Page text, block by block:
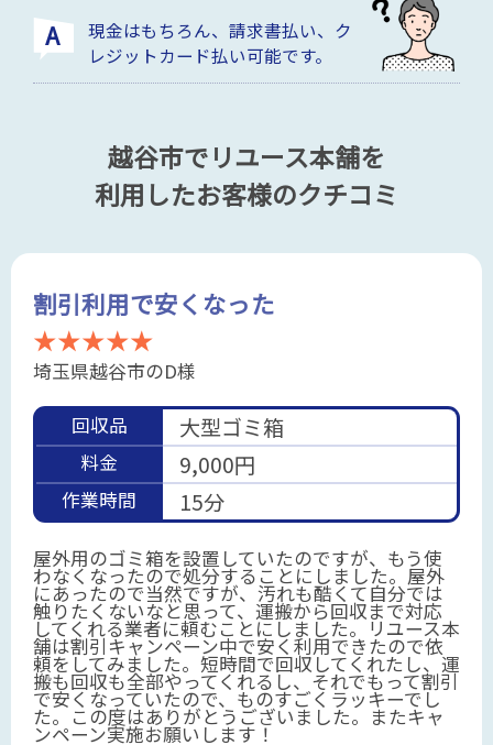
現金はもちろん、請求書払い、ク
レジットカード払い可能です。
越谷市でリユース本舗を
利用したお客様のクチコミ
割引利用で安くなった
★★★★★
埼玉県越谷市のD様
回収品 大型ゴミ箱
料金 9,000円
作業時間 15分
屋外用のゴミ箱を設置していたのですが、もう使
わなくなったので処分することにしました。屋外
にあったので当然ですが、汚れも酷くて自分では
触りたくないなと思って、運搬から回収まで対応
してくれる業者に頼むことにしました。リユース本
舗は割引キャンペーン中で安く利用できたので依
頼をしてみました。短時間で回収してくれたし、運
搬も回収も全部やってくれるし、それでもって割引
で安くなっていたので、ものすごくラッキーでし
た。この度はありがとうございました。またキャ
ンペーン実施お願いします！